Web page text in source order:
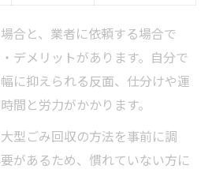
合と、業者に依頼する場合で
デメリットがあります。自分で
に抑えられる反面、仕分けや運
間と労力がかかります。
型ごみ回収の方法を事前に調
があるため、慣れていない方に